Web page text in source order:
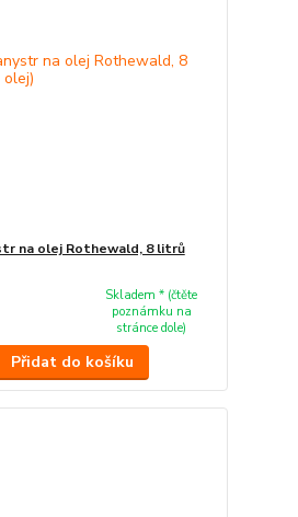
na olej Rothewald, 8 litrů
Skladem * (čtěte
poznámku na
stránce dole)
Přidat do košíku